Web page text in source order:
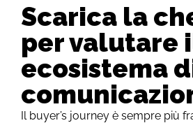
Scarica la
per valutare
ecosistema
Il buyer’s journey è sempre più